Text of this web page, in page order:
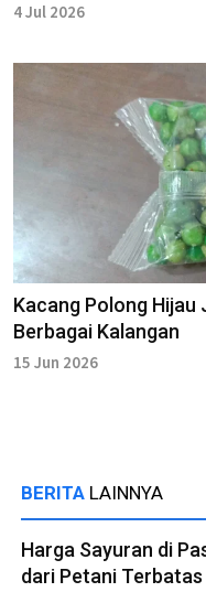
4 Jul 2026
Kacang Polong Hijau
Berbagai Kalangan
15 Jun 2026
BERITA LAINNYA
Harga Sayuran di
dari Petani Terbatas